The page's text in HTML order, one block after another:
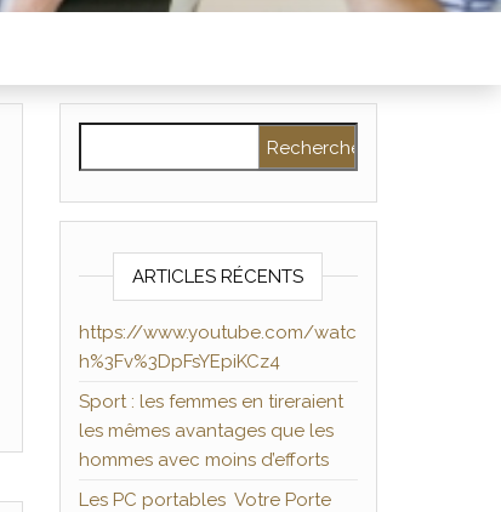
ARTICLES RÉCENTS
https://www.youtube.com/watc
h%3Fv%3DpFsYEpiKCz4
Sport : les femmes en tireraient
les mêmes avantages que les
hommes avec moins d’efforts
Les PC portables Votre Porte